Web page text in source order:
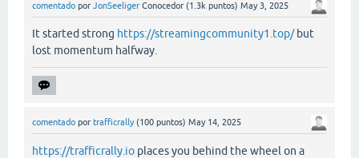
comentado por JonSeeliger Conocedor (1.3k puntos) May 3, 2025
It started strong https://streamingcommunity1.top/but
lost momentum halfway.
comentado por trafficrally (100 puntos) May 14, 2025
https://trafficrally.io places you behind the wheel on a